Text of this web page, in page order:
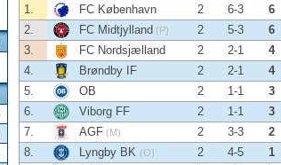
1. FC København 2 6-3
6
2.
FC Midtjylland (P) 2 5-3
6
3.
FC Nordsjælland 2 2-1
4
4.
Brøndby IF 2 2-1
4
5.
OB 2 1-1
3
6.
Viborg FF 2 1-1
3
7.
AGF (M) 2 3-3
2
8.
Lyngby BK (O) 2 4-5
1